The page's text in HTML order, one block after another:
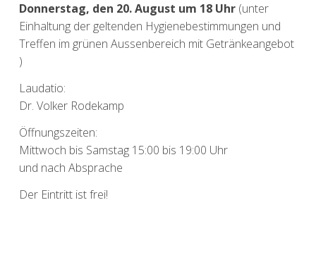
Donnerstag, den 20. August um 18 Uhr(unter
Einhaltung der geltenden Hygienebestimmungen und
Treffen im grünen Aussenbereich mit Getränkeangebot
)
Laudatio:
Dr. Volker Rodekamp
Öffnungszeiten:
Mittwoch bis Samstag 15:00 bis 19:00 Uhr
und nach Absprache
Der Eintritt ist frei!